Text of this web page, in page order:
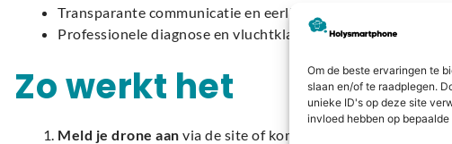
Om de beste ervaringen te
slaan en/of te raadplegen.
unieke ID's op deze site
invloed hebben op
Transparante communicatie en eerlijke prijzen
Professionele diagnose en vluchtklare oplevering
Zo werkt het
Meld je drone aan via de site of kom langs in de winkel in